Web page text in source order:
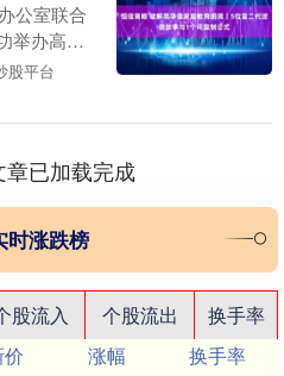
公室联合
举办高净
教授以
股平台
章已加载完成
时涨跌榜
股流入 个股流出
换手率
涨幅
换手率